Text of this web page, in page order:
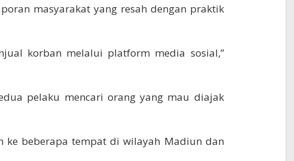
masyarakat yang resah dengan praktik
korban melalui platform media sosial,”
pelaku mencari orang yang mau diajak
ke beberapa tempat di wilayah Madiun dan